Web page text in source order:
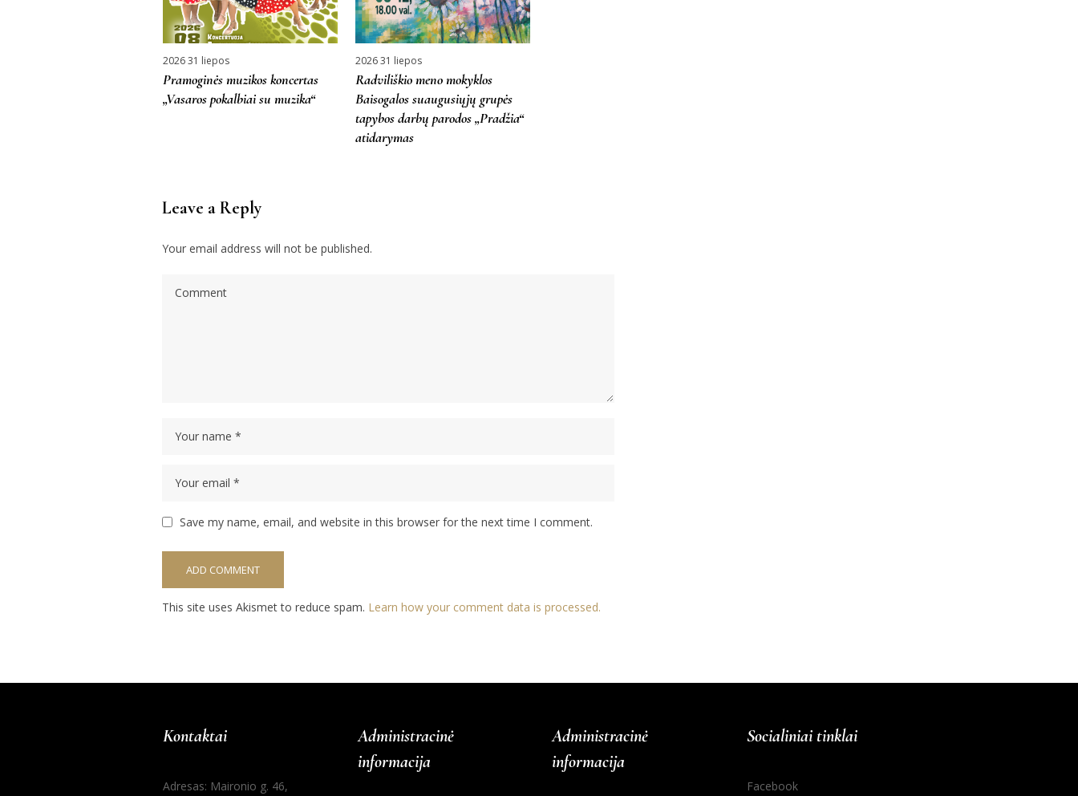
2026 31 liepos
Pramoginės muzikos koncertas
„Vasaros pokalbiai su muzika“
2026 31 liepos
Radviliškio meno mokyklos
Baisogalos suaugusiųjų grupės
tapybos darbų parodos „Pradžia“
atidarymas
Leave a Reply
Your email address will not be published.
Save my name, email, and website in this browser for the next time I comment.
This site uses Akismet to reduce spam. Learn how your comment data is processed.
Kontaktai
Adresas: Maironio g. 46,
Administracinė
informacija
Administracinė
informacija
Socialiniai tinklai
Facebook